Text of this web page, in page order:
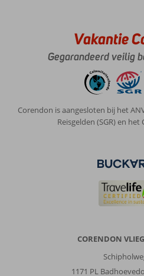
Vakantie
Gegarandeerd veilig
Corendon is aangesloten bij het
Reisgelden (SGR) en
CORENDON
1171 PL